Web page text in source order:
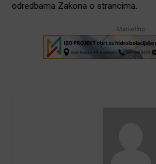
odredbama Zakona o strancima.
-Marketing-